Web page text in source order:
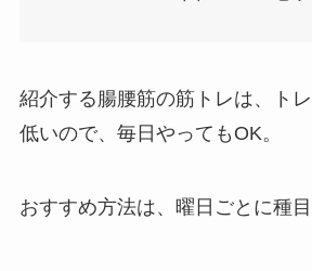
紹介する腸腰筋の筋トレは、ト
低いので、毎日やってもOK。
おすすめ方法は、曜日ごとに種目